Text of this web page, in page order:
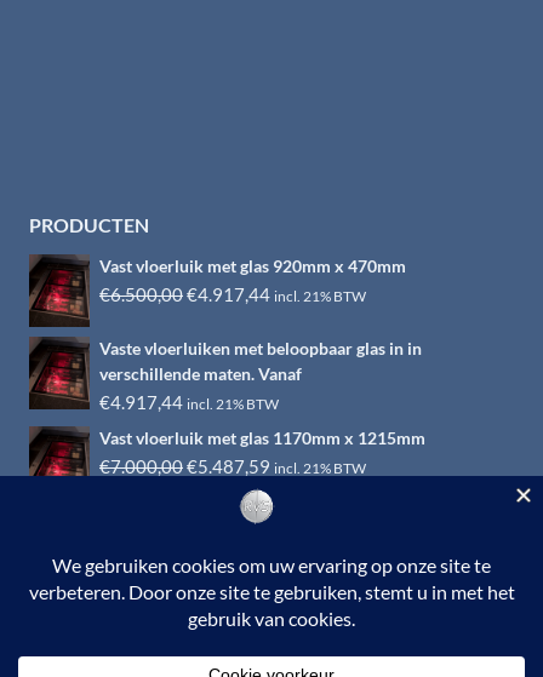
PRODUCTEN
Vast vloerluik met glas 920mm x 470mm
€6.500,00Oorspronkelijke
was:
€6.500,00.
€4.917,44Huidige
is:
€4.917,44.
incl. 21% BTW
Vaste vloerluiken met beloopbaar glas in in
verschillende maten. Vanaf
€4.917,44 incl. 21% BTW
Vast vloerluik met glas 1170mm x 1215mm
€7.000,00Oorspronkelijke
€5.487,59 Huidige
prijs
is:
incl. 21% BTW
© 2026 RVS-woonwinkel.nl is een onderdeel van HTI-RVS |
BTW nr. NL002145483B31 | KvKnr. 09088773 | NL95